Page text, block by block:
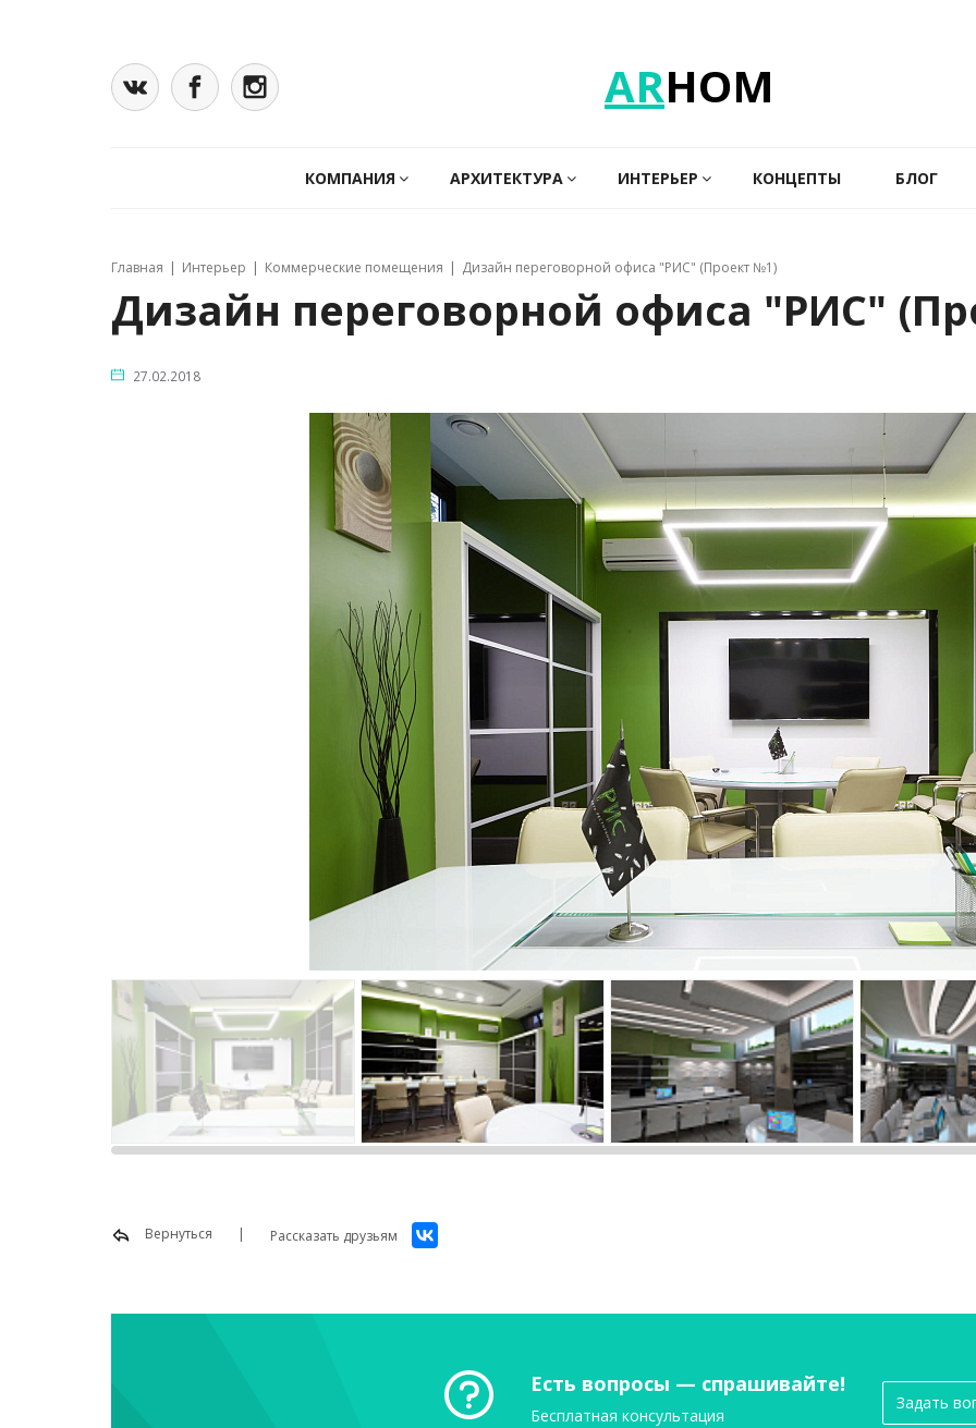
ARHOM
КОМПАНИЯ АРХИТЕКТУРА ИНТЕРЬЕР КОНЦЕПТЫ БЛОГ
Главная Интерьер Коммерческие помещения Дизайн переговорной офиса "РИС" (Проект №1)
Дизайн переговорной офиса "РИС"
27.02.2018
Вернуться Рассказать друзьям
Есть вопросы — спрашивайте!
Бесплатная консультация
Задать